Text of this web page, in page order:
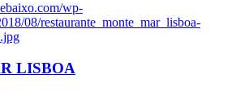
wp-
08/restaurante_monte_mar_lisboa-
LISBOA